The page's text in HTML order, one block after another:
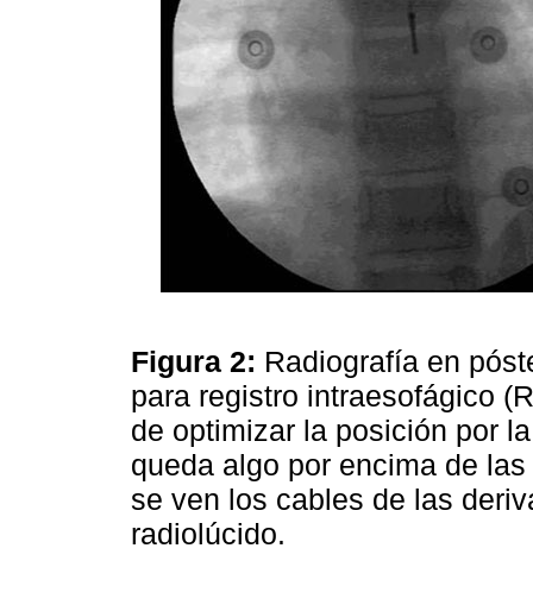
Figura 2: Radiografía en
para registro intraesofágico
de optimizar la posición por
queda algo por encima de
se ven los cables de las
radiolúcido.